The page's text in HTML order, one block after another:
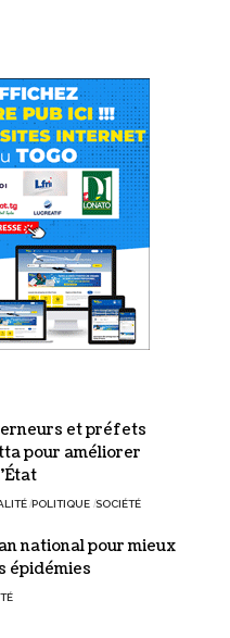
et préfets
pour améliorer
POLITIQUE SOCIÉTÉ
national pour mieux
épidémies